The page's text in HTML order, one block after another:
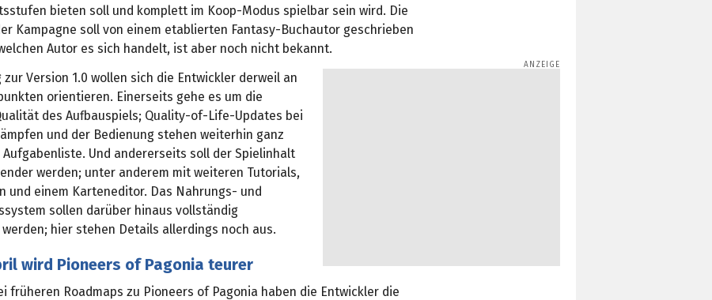
bieten soll und komplett im Koop-Modus spielbar sein wird. Die
Kampagne soll von einem etablierten Fantasy-Buchautor geschrieben
Autor es sich handelt, ist aber noch nicht bekannt.
zur Version 1.0 wollen sich die Entwickler derweil an
orientieren. Einerseits gehe es um die
des Aufbauspiels; Quality-of-Life-Updates bei
und der Bedienung stehen weiterhin ganz
Und andererseits soll der Spielinhalt
werden; unter anderem mit weiteren Tutorials,
und einem Karteneditor. Das Nahrungs- und
sollen darüber hinaus vollständig
hier stehen Details allerdings noch aus.
wird Pioneers of Pagonia teurer
früheren Roadmaps zu Pioneers of Pagonia haben die Entwickler die